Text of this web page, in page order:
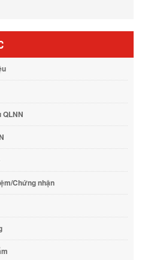
QLNN
Chứng nhận